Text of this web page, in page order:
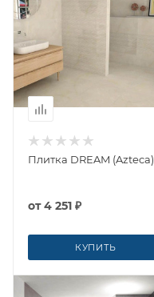
Плитка DREAM (Azteca)
от4 251 ₽
КУПИТЬ